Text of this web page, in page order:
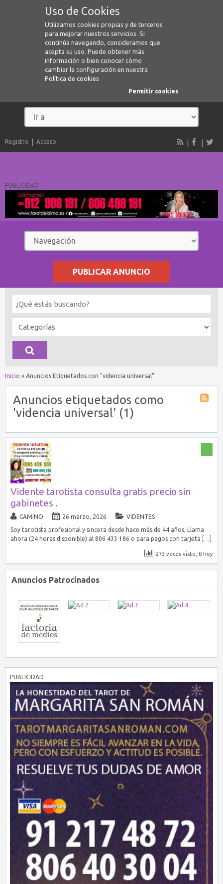
Uso de Cookies
Utilizamos cookies propias y de terceros
para mejorar nuestros servicios. Si
continúa navegando, consideramos que
acepta su uso. Puede obtener más
información o bien conocer cómo
cambiar la configuración en nuestra
Política de cookies
Permitir cookies
Registro Acceso
PUBLICIDAD
PUBLICAR ANUNCIO
Inicio » Anuncios Etiquetados con "videncia universal"
Anuncios etiquetados como
'videncia universal' (1)
Vidente tarotista consulta gratis precio sin
gabinetes .
CAMINO 26 marzo, 2026
VIDENTES
Soy tarotista profesional y sincera desde hace más de 44 años, Llama
ahora (24 horas disponible) al 806 433 186 o para pagos con tarjeta
[…]
273 veces visto, 0 hoy
Anuncios Patrocinados
PUBLICIDAD